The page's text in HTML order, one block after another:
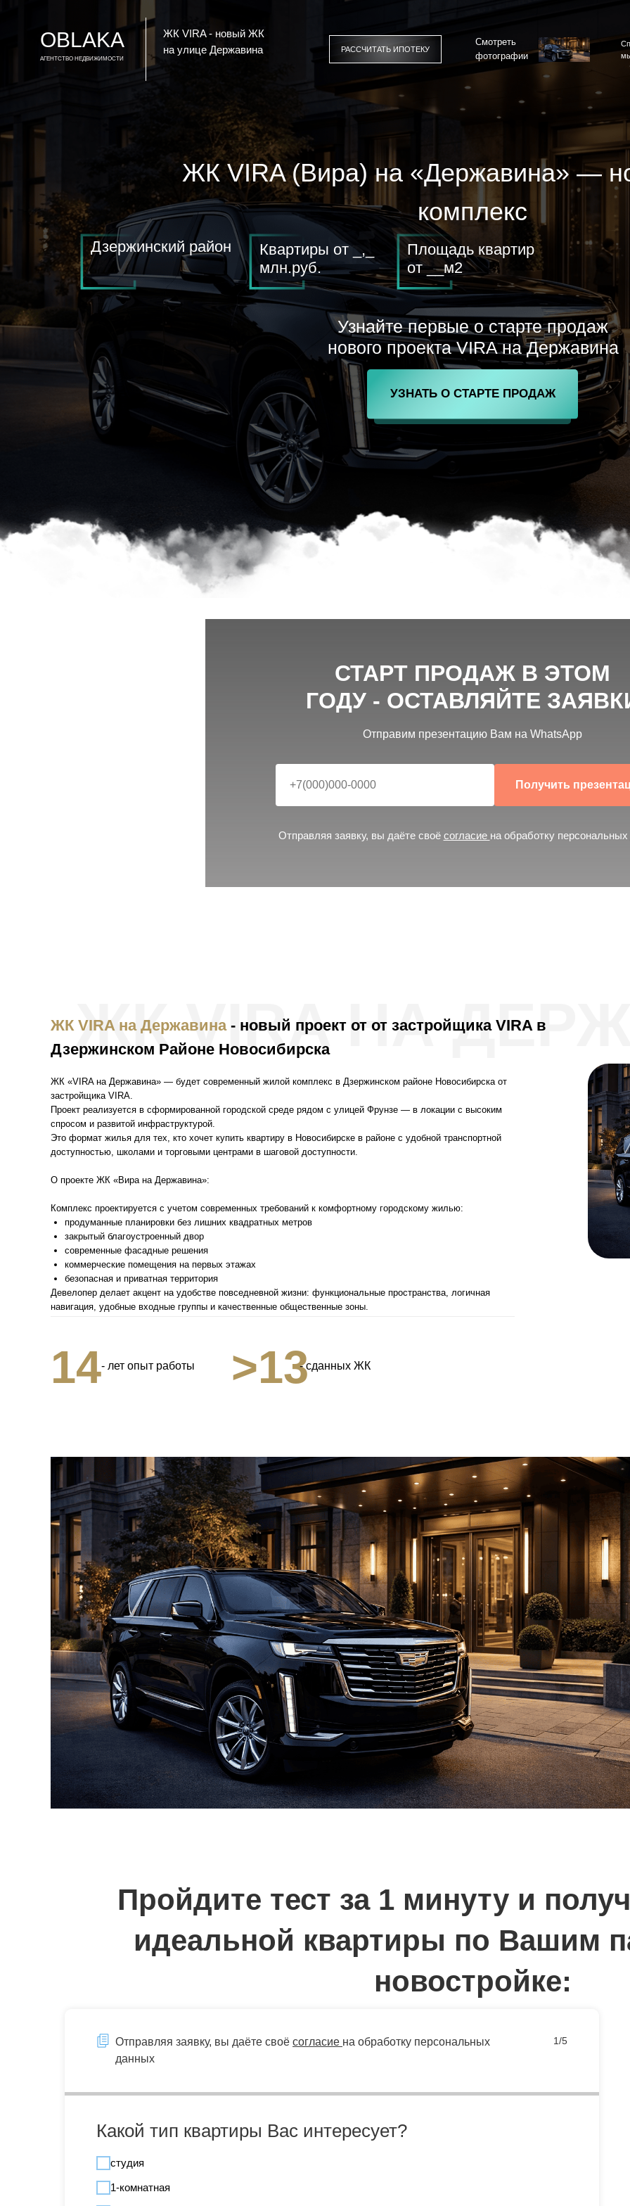
ЖК VIRA - новый ЖК
на улице Державина
ЖК VIRA (Вира) на «Державина» —
комплекс
Дзержинский район
Квартиры от _,_
млн.руб.
Площадь квартир
от __м2
Узнайте первые о старте продаж
нового проекта VIRA на Державина
РАССЧИТАТЬ ИПОТЕКУ
Смотреть
фотографии
УЗНАТЬ О СТАРТЕ ПРОДАЖ
ответим на все вопросы
OBLAKA
АГЕНТСТВО НЕДВИЖИМОСТИ
СТАРТ ПРОДАЖ В ЭТОМ
ГОДУ - ОСТАВЛЯЙТЕ
Отправим презентацию Вам на WhatsApp
Получить
Отправляя заявку, вы даёте своё согласие на обработку
ЖК VIRA НА
ЖК VIRA на Державина- новый проект от от застройщика VIRA в
Дзержинском Районе Новосибирска
ЖК «VIRA на Державина» — будет современный жилой комплекс в Дзержинском районе Новосибирска от
застройщика VIRA.
Проект реализуется в сформированной городской среде рядом с улицей Фрунзе — в локации с высоким
спросом и развитой инфраструктурой.
Это формат жилья для тех, кто хочет купить квартиру в Новосибирске в районе с удобной транспортной
доступностью, школами и торговыми центрами в шаговой доступности.
О проекте ЖК «Вира на Державина»:
Комплекс проектируется с учетом современных требований к комфортному городскому жилью:
продуманные планировки без лишних квадратных метров
закрытый благоустроенный двор
современные фасадные решения
коммерческие помещения на первых этажах
безопасная и приватная территория
Девелопер делает акцент на удобстве повседневной жизни: функциональные пространства, логичная
навигация, удобные входные группы и качественные общественные зоны.
14- лет опыт работы >13- сданных ЖК
Пройдите тест за 1 минуту и
идеальной квартиры по Вашим
новостройке:
Отправляя заявку, вы даёте своё согласие на обработку персональных
данных
1/5
Какой тип квартиры Вас интересует?
студия
1-комнатная